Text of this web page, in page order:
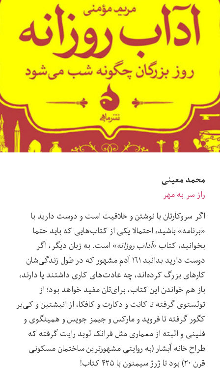
محمد معینی
راز سر به مهر
اگر سروکارتان با نوشتن و خلاقیت است و دوست دارید با
«برنامه» باشید، احتمالا یکی از کتاب‌هایی که باید حتما
بخوانید، کتاب «آداب روزانه» است. به زبان دیگر، اگر
دوست دارید بدانید ۱۶۱ آدم مشهور که در طول زندگی‌شان
کارهای بزرگ کرده‌اند، چه عادت‌های کاری داشتند یا دارند،
باز هم خواندن این کتاب، برای‌تان مفید خواهد بود؛ از
تولستوی گرفته تا کانت و دکارت و کافکا، از انیشتین و کی‌یر
کگور گرفته تا فروید و مارکس و جیمز جویس و همینگوی و
فلینی و البته از معماری مثل فرانک لوبد رایت گرفته که
طراح خانه آبشار (به روایتی مشهورترین ساختمان مسکونی
قرن ۲۰) بود تا ژرژ سیمنون با ۴۲۵ کتاب!